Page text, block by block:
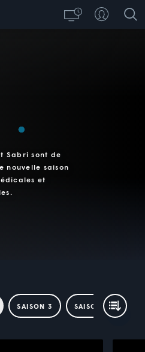
Sabri sont de
nouvelle saison
et
SAISON 3 SAISON 4